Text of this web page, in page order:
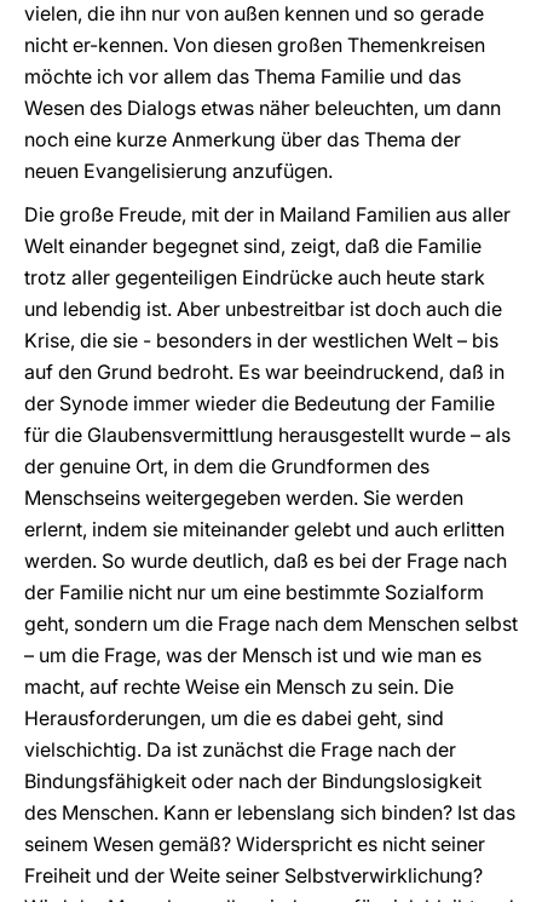
vielen, die ihn nur von außen kennen und so gerade
nicht er-kennen. Von diesen großen Themenkreisen
möchte ich vor allem das Thema Familie und das
Wesen des Dialogs etwas näher beleuchten, um dann
noch eine kurze Anmerkung über das Thema der
neuen Evangelisierung anzufügen.
Die große Freude, mit der in Mailand Familien aus aller
Welt einander begegnet sind, zeigt, daß die Familie
trotz aller gegenteiligen Eindrücke auch heute stark
und lebendig ist. Aber unbestreitbar ist doch auch die
Krise, die sie - besonders in der westlichen Welt – bis
auf den Grund bedroht. Es war beeindruckend, daß in
der Synode immer wieder die Bedeutung der Familie
für die Glaubensvermittlung herausgestellt wurde – als
der genuine Ort, in dem die Grundformen des
Menschseins weitergegeben werden. Sie werden
erlernt, indem sie miteinander gelebt und auch erlitten
werden. So wurde deutlich, daß es bei der Frage nach
der Familie nicht nur um eine bestimmte Sozialform
geht, sondern um die Frage nach dem Menschen selbst
– um die Frage, was der Mensch ist und wie man es
macht, auf rechte Weise ein Mensch zu sein. Die
Herausforderungen, um die es dabei geht, sind
vielschichtig. Da ist zunächst die Frage nach der
Bindungsfähigkeit oder nach der Bindungslosigkeit
des Menschen. Kann er lebenslang sich binden? Ist das
seinem Wesen gemäß? Widerspricht es nicht seiner
Freiheit und der Weite seiner Selbstverwirklichung?